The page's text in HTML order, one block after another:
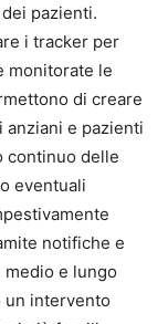
pazienti.
i tracker per
monitorate le
di creare
e pazienti
continuo delle
eventuali
notifiche e
e lungo
intervento